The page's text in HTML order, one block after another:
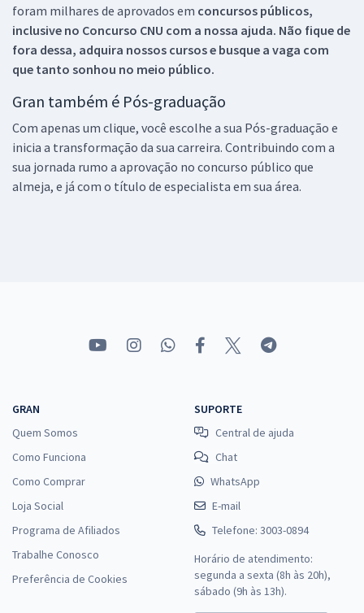
foram milhares de aprovados em concursos públicos,
inclusive no Concurso CNU com a nossa ajuda. Não fique de
fora dessa, adquira nossos cursos e busque a vaga com
que tanto sonhou no meio público.
Gran também é Pós-graduação
Com apenas um clique, você escolhe a sua Pós-graduação e
inicia a transformação da sua carreira. Contribuindo com a
sua jornada rumo a aprovação no concurso público que
almeja, e já com o título de especialista em sua área.
GRAN
Quem Somos
Como Funciona
Como Comprar
Loja Social
Programa de Afiliados
Trabalhe Conosco
Preferência de Cookies
SUPORTE
Central de ajuda
Chat
WhatsApp
E-mail
Telefone: 3003-0894
Horário de atendimento:
segunda a sexta (8h às 20h),
sábado (9h às 13h).